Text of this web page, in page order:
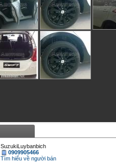
SuzukiLuybanbich
0909905466
Tìm hiểu về người bán